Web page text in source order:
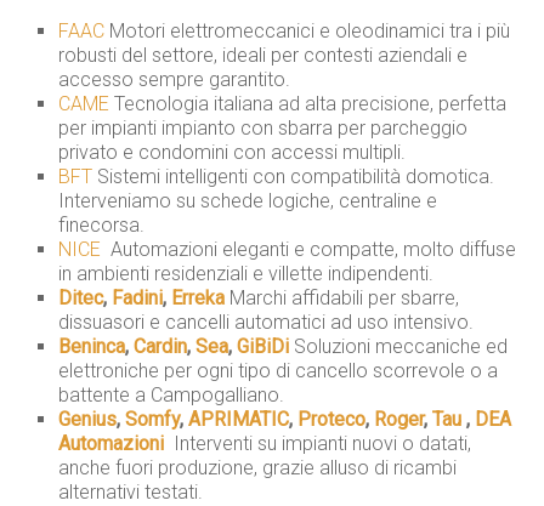
FAAC  Motori elettromeccanici e oleodinamici tra i più
robusti del settore, ideali per contesti aziendali e
accesso sempre garantito.
CAME  Tecnologia italiana ad alta precisione, perfetta
per impianti impianto con sbarra per parcheggio
privato e condomini con accessi multipli.
BFT  Sistemi intelligenti con compatibilità domotica.
Interveniamo su schede logiche, centraline e
finecorsa.
NICE  Automazioni eleganti e compatte, molto diffuse
in ambienti residenziali e villette indipendenti.
Ditec, Fadini, Erreka  Marchi affidabili per sbarre,
dissuasori e cancelli automatici ad uso intensivo.
Beninca,Cardin,Sea,GiBiDi  Soluzioni meccaniche ed
elettroniche per ogni tipo di cancello scorrevole o a
battente a Campogalliano.
Genius,Somfy,APRIMATIC, Proteco, Roger,Tau , DEA
Automazioni
 Interventi su impianti nuovi o datati,
anche fuori produzione, grazie alluso di ricambi
alternativi testati.